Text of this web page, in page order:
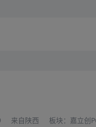
来自陕西 板块：嘉立创